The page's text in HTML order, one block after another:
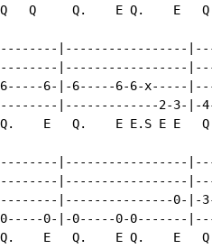
Q     Q.    E Q.    E
|-----------------
|-----------------
6-|-6-----6-6-x-----
|-------------2-3-|-
E   Q.    E E.S E E
|-----------------
|-----------------
|---------------0-|-
0-----0-|-0-----0-
E   Q.    E Q.    E